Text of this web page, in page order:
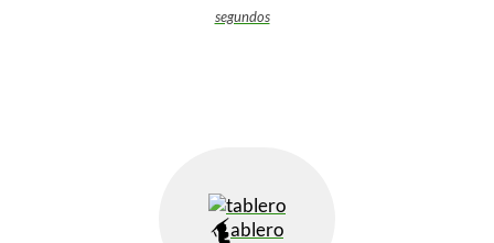
segundos
ablero